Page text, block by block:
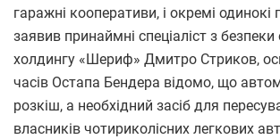
гаражні кооперативи, і окремі одинокі
заявив принаймні спеціаліст з
холдингу «Шериф» Дмитро Стриков,
часів Остапа Бендера відомо, що
розкіш, а необхідний засіб для
власників чотириколісних легкових